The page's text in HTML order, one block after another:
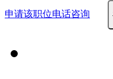
申请该职位电话咨询